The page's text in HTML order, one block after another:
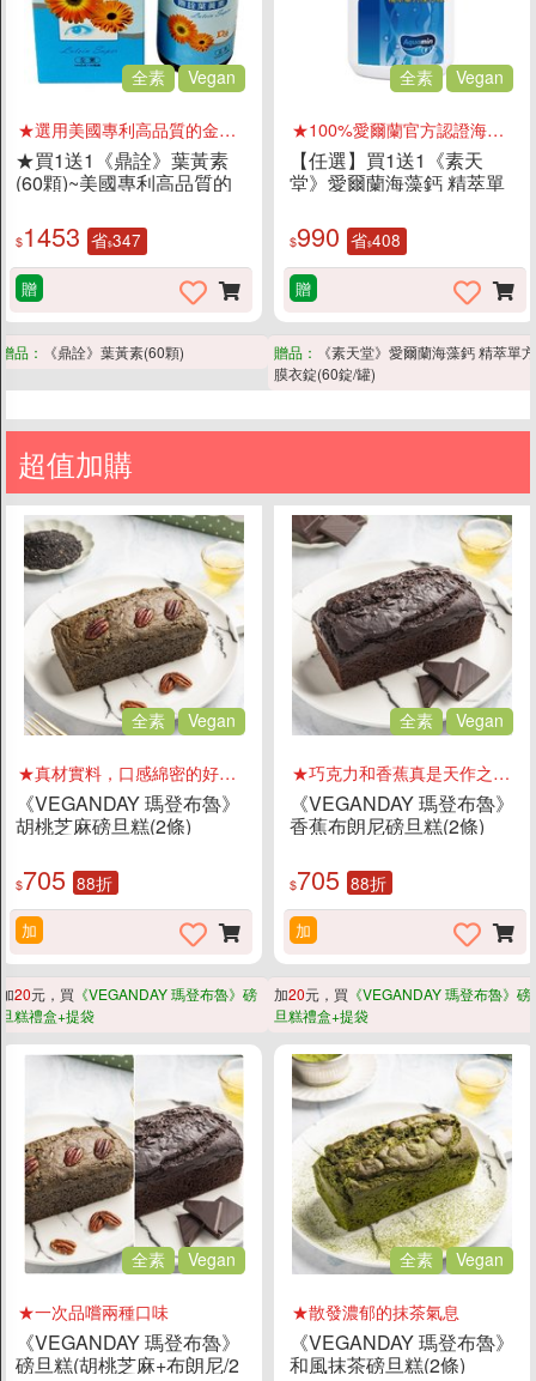
全素 Vegan
★選用美國專利高品質的金盞花萃取物
★買1送1《鼎詮》葉黃素
(60顆)~美國專利高品質的
$1453 省$347
贈
贈品： 《鼎詮》葉黃素(60顆)
全素 Vegan
★100%愛爾蘭官方認證海藻鈣
【任選】買1送1《素天
堂》愛爾蘭海藻鈣 精萃單
$990 省$408
贈
贈品：
《素天堂》愛爾蘭海藻鈣 精萃單方
膜衣錠(60錠/罐)
超值加購
全素 Vegan
★真材實料，口感綿密的好味道
《VEGANDAY 瑪登布魯》
胡桃芝麻磅旦糕(2條)
$705 88折
加
加20元，買 《VEGANDAY 瑪登布魯》磅
旦糕禮盒+提袋
全素 Vegan
★巧克力和香蕉真是天作之合！
《VEGANDAY 瑪登布魯》
香蕉布朗尼磅旦糕(2條)
$705 88折
加
加20元，買 《VEGANDAY 瑪登布魯》磅
旦糕禮盒+提袋
全素 Vegan
★一次品嚐兩種口味
《VEGANDAY 瑪登布魯》
磅旦糕(胡桃芝麻+布朗尼/2
全素 Vegan
★散發濃郁的抹茶氣息
《VEGANDAY 瑪登布魯》
和風抹茶磅旦糕(2條)